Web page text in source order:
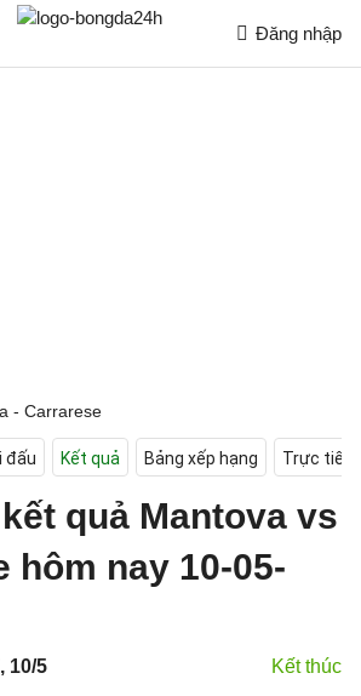
Đăng nhập
- Carrarese
đấu Kết quả Bảng xếp hạng Trực tiếp
quả Mantova vs
hôm nay 10-05-
10/5 Kết thúc